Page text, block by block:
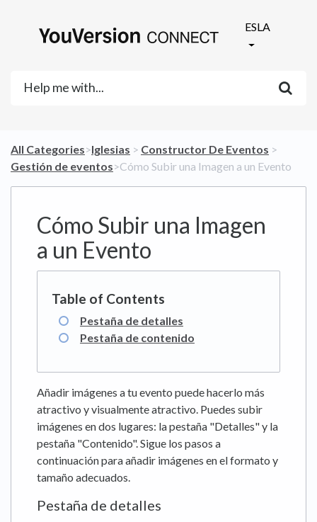
ESLA
All Categories​>​​Iglesias ​ > ​ ​Constructor De Eventos ​ > ​
Gestión de eventos​>​ Cómo Subir una Imagen a un Evento
Cómo Subir una Imagen
a un Evento
Pestaña de detalles
Pestaña de contenido
Añadir imágenes a tu evento puede hacerlo más
atractivo y visualmente atractivo. Puedes subir
imágenes en dos lugares: la pestaña "Detalles" y la
pestaña "Contenido". Sigue los pasos a
continuación para añadir imágenes en el formato y
tamaño adecuados.
Pestaña de detalles